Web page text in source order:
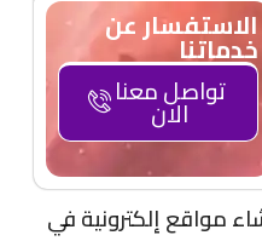
عن
خدماتنا
تواصل معنا
الان
مواقع إلكترونية في